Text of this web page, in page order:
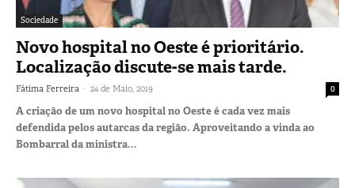
Sociedade
Novo hospital no Oeste é prioritário.
Localização discute-se mais tarde.
Fátima Ferreira - 24 de Maio, 2019 0
A criação de um novo hospital no Oeste é cada vez mais
defendida pelos autarcas da região. Aproveitando a vinda ao
Bombarral da ministra...